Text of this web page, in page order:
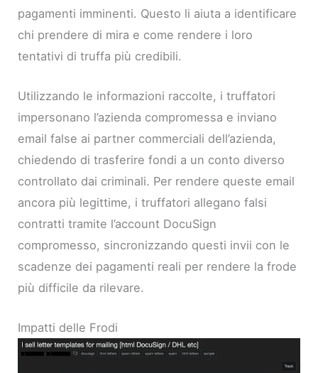
pagamenti imminenti. Questo li aiuta a identificare
chi prendere di mira e come rendere i loro
tentativi di truffa più credibili.
Utilizzando le informazioni raccolte, i truffatori
impersonano l’azienda compromessa e inviano
email false ai partner commerciali dell’azienda,
chiedendo di trasferire fondi a un conto diverso
controllato dai criminali. Per rendere queste email
ancora più legittime, i truffatori allegano falsi
contratti tramite l’account DocuSign
compromesso, sincronizzando questi invii con le
scadenze dei pagamenti reali per rendere la frode
più difficile da rilevare.
Impatti delle Frodi